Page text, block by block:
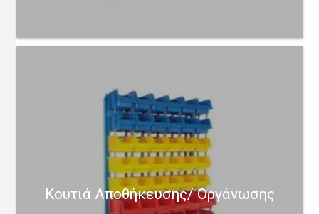
Κουτιά Αποθήκευσης/ Οργάνωσης